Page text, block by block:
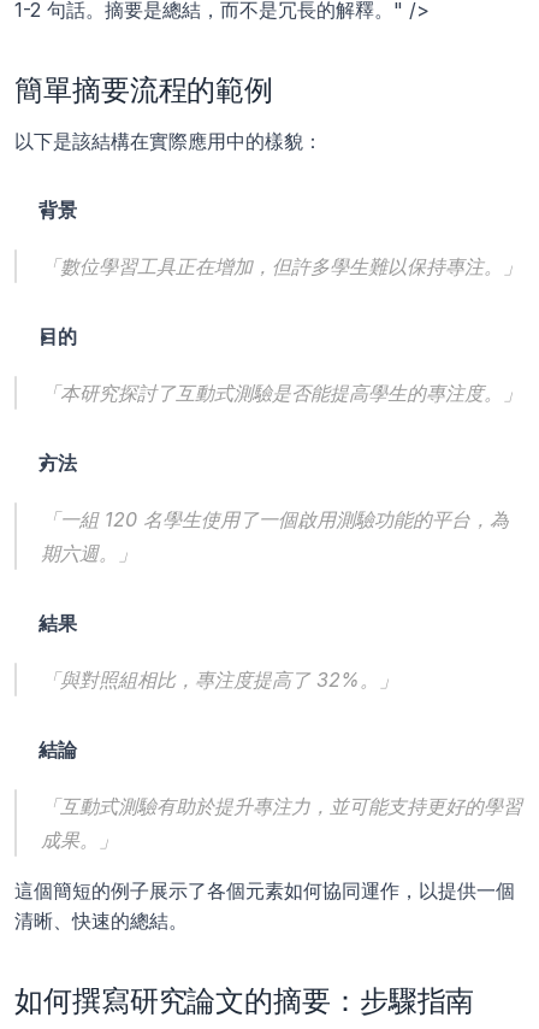
1-2 句話。摘要是總結，而不是冗長的解釋。" />
簡單摘要流程的範例
以下是該結構在實際應用中的樣貌：
背景
「數位學習工具正在增加，但許多學生難以保持專注。」
目的
「本研究探討了互動式測驗是否能提高學生的專注度。」
方法
「一組 120 名學生使用了一個啟用測驗功能的平台，為
期六週。」
結果
「與對照組相比，專注度提高了 32%。」
結論
「互動式測驗有助於提升專注力，並可能支持更好的學習
成果。」
這個簡短的例子展示了各個元素如何協同運作，以提供一個
清晰、快速的總結。
如何撰寫研究論文的摘要：步驟指南